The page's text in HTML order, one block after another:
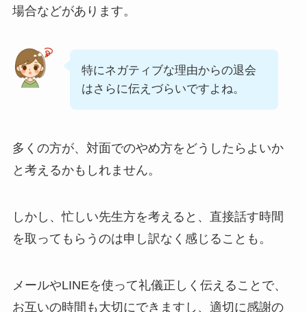
場合などがあります。
特にネガティブな理由からの退会
はさらに伝えづらいですよね。
多くの方が、対面でのやめ方をどうしたらよいか
と考えるかもしれません。
しかし、忙しい先生方を考えると、直接話す時間
を取ってもらうのは申し訳なく感じることも。
メールやLINEを使って礼儀正しく伝えることで、
お互いの時間も大切にできますし、適切に感謝の